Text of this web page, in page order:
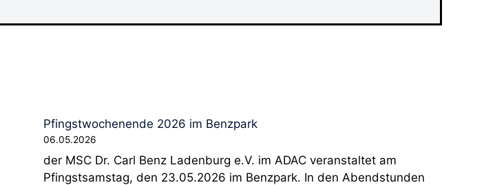
Pfingstwochenende 2026 im Benzpark
06.05.2026
der MSC Dr. Carl Benz Ladenburg e.V. im ADAC veranstaltet am
Pfingstsamstag, den 23.05.2026 im Benzpark. In den Abendstunden